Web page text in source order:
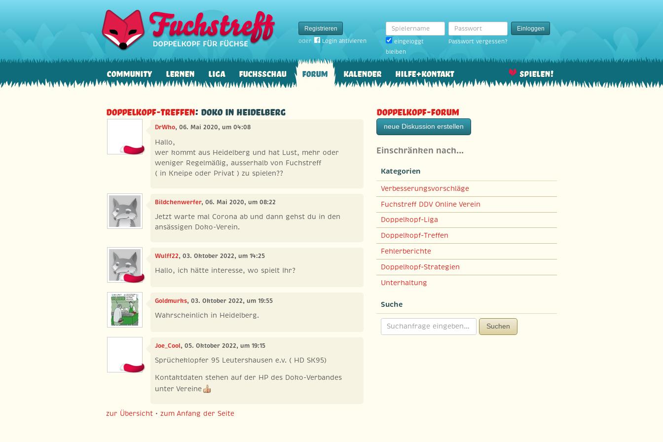
Registrieren
oder
Login aktivieren
Spielername
eingeloggt
bleiben
Passwort
Einloggen
Passwort vergessen?
Community Lernen Liga Fuchsschau Forum Kalender Hilfe+Kontakt Spielen!
Doppelkopf-Treffen: DOKO in Heidelberg
DrWho, 06. Mai 2020, um 04:08
Hallo,
wer kommt aus Heidelberg und hat Lust, mehr oder
weniger Regelmäßig, ausserhalb von Fuchstreff
( in Kneipe oder Privat ) zu spielen??
Bildchenwerfer, 06. Mai 2020, um 08:22
Jetzt warte mal Corona ab und dann gehst du in den
ansässigen Doko-Verein.
Wulff22, 03. Oktober 2022, um 14:25
Hallo, ich hätte interesse, wo spielt Ihr?
Goldmurks, 03. Oktober 2022, um 19:55
Wahrscheinlich in Heidelberg.
Joe_Cool, 05. Oktober 2022, um 19:15
Sprücheklopfer 95 Leutershausen e.v. ( HD SK95)
Kontaktdaten stehen auf der HP des Doko-Verbandes
unter Vereine
zur Übersicht •zum Anfang der Seite
Doppelkopf-Forum
neue Diskussion erstellen
Einschränken nach…
Kategorien
Verbesserungsvorschläge
Fuchstreff DDV Online Verein
Doppelkopf-Liga
Doppelkopf-Treffen
Fehlerberichte
Doppelkopf-Strategien
Unterhaltung
Suche
Suchen